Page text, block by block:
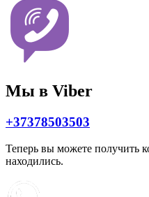
Мы в Viber
+37378503503
Теперь вы можете получить
находились.